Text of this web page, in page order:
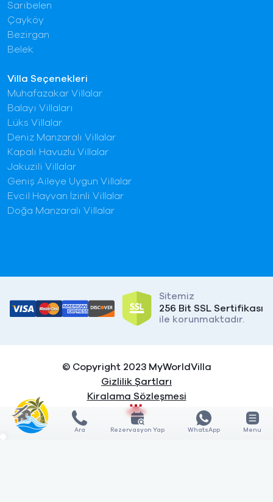
Villa Seçenekleri
Muhafazakar Villalar
Balayı Villaları
Lüks Villalar
Deniz Manzaralı Villalar
Kapalı Havuzlu Villalar
Jakuzili Villalar
Geniş Aileye Uygun Villalar
Evcil Hayvan İzinli Villalar
Doğa Manzaralı Villalar
Sarıbelen
Çayköy
Bezirgan
Belek
Sitemiz
256 Bit SSL Sertifikası
ile korunmaktadır.
© Copyright 2023 MyWorldVilla
Gizlilik Şartları
Kiralama Sözleşmesi
Ara Rezervasyon Yap WhatsApp Menu